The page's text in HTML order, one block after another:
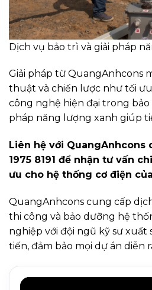
Dịch vụ bảo trì và giải pháp
Giải pháp từ QuangAnhcons
thuật và chiến lược như tối
công nghệ hiện đại trong
pháp năng lượng xanh giúp
Liên hệ với QuangAnhcons
1975 8191 để nhận tư vấn
ưu cho hệ thống cơ điện
QuangAnhcons cung cấp
thi công và bảo dưỡng hệ
nghiệp với đội ngũ kỹ sư xuất
tiến, đảm bảo mọi dự án diễn